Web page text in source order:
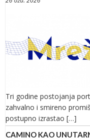
Tri godine postojanja
zahvalno i smireno
postupno izrastao […]
CAMINO KAO